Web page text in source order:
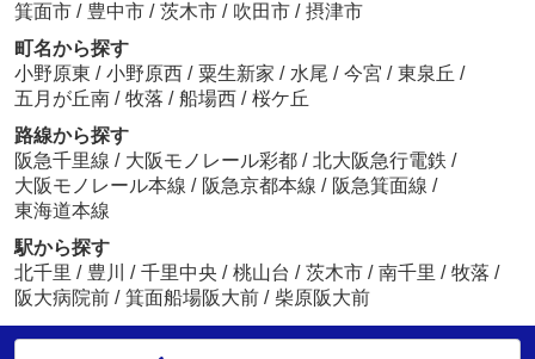
箕面市 / 豊中市 / 茨木市 / 吹田市 / 摂津市
町名から探す
小野原東 / 小野原西 / 粟生新家 / 水尾 / 今宮 / 東泉丘 /
五月が丘南 / 牧落 / 船場西 / 桜ケ丘
路線から探す
阪急千里線 / 大阪モノレール彩都 / 北大阪急行電鉄 /
大阪モノレール本線 / 阪急京都本線 / 阪急箕面線 /
東海道本線
駅から探す
北千里 / 豊川 / 千里中央 / 桃山台 / 茨木市 / 南千里 / 牧落 /
阪大病院前 / 箕面船場阪大前 / 柴原阪大前